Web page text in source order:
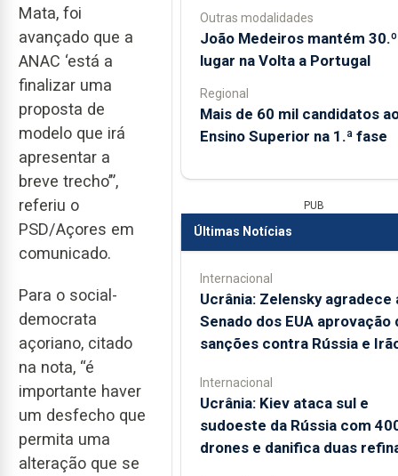
Mata, foi
avançado que a
ANAC ‘está a
finalizar uma
proposta de
modelo que irá
apresentar a
breve trecho’”,
referiu o
PSD/Açores em
comunicado.
Para o social-
democrata
açoriano, citado
na nota, “é
importante haver
um desfecho que
permita uma
alteração que se
Outras modalidades
João Medeiros mantém 30.º
lugar na Volta a Portugal
Regional
Mais de 60 mil candidatos
Ensino Superior na 1.ª fase
PUB
Últimas Notícias
Internacional
Ucrânia: Zelensky agradece
Senado dos EUA aprovação
sanções contra Rússia e
Internacional
Ucrânia: Kiev ataca sul e
sudoeste da Rússia com
drones e danifica duas